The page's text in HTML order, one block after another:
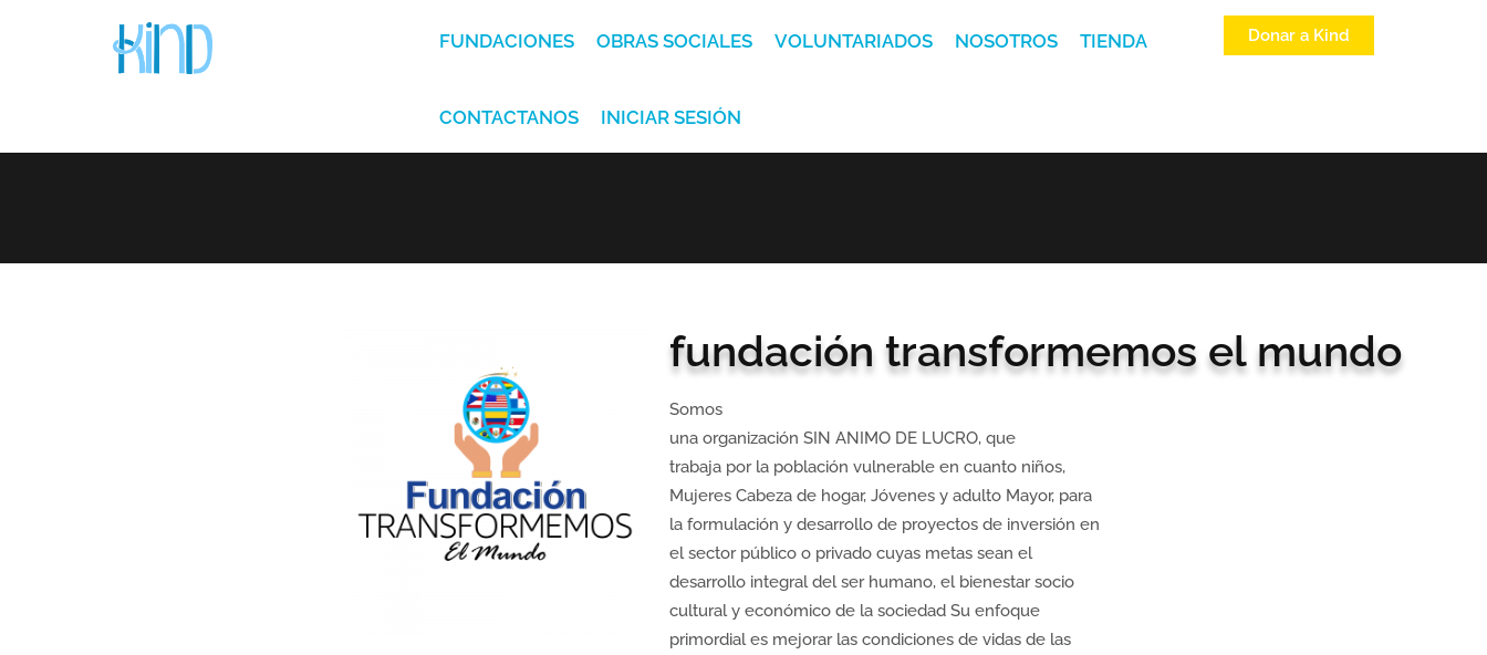
FUNDACIONES OBRAS SOCIALES VOLUNTARIADOS NOSOTROS TIENDA
CONTACTANOS INICIAR SESIÓN
Donar a Kind
fundación transformemos el mundo
Somos
una organización SIN ANIMO DE LUCRO, que
trabaja por la población vulnerable en cuanto niños,
Mujeres Cabeza de hogar, Jóvenes y adulto Mayor, para
la formulación y desarrollo de proyectos de inversión en
el sector público o privado cuyas metas sean el
desarrollo integral del ser humano, el bienestar socio
cultural y económico de la sociedad Su enfoque
primordial es mejorar las condiciones de vidas de las